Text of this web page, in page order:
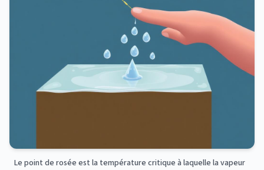
Le point de rosée est la température critique à laquelle la vapeur